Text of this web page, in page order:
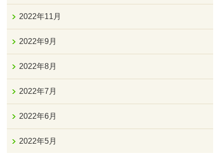
2022年11月
2022年9月
2022年8月
2022年7月
2022年6月
2022年5月